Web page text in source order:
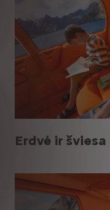
Erdvė ir šviesa